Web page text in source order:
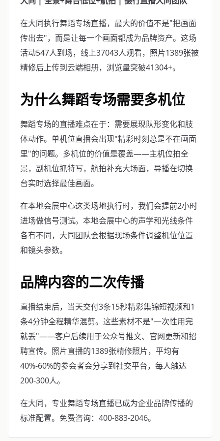
在大同执行舞蹈专场直播，最大的价值不是"把画面
传出去"，而是让每一个画面都成为品牌资产。这场
活动547人到场，线上37043人观看，照片1389张被
精修后上传到云端相册，浏览量突破41304+。
为什么舞蹈专场需要多机位
舞蹈专场的直播难点在于：需要展现队形变化和肢
体动作。单机位直播会出现"精彩时刻总是不在画面
里"的问题。多机位的价值是覆盖——主机位拍全
景，副机位抓特写，航拍补充大场面，导播在切换
台实时选择最佳画面。
在本地会展中心这类场地执行时，我们会提前2小时
进场做信号测试。本地会展中心的声学和光线条件
各有不同，大同团队会根据现场条件调整机位位置
和镜头参数。
品牌内容的二次传播
直播结束后，当天交付3条15秒精彩集锦短视频和1
条4分钟全程精华混剪。这些素材不是"一次性用完
就丢"——客户后续用于公众号推文、官网更新和招
聘宣传。照片直播的1389张精修照片，平均有
40%-60%的参会者会分享到社交平台，每人触达
200-300人。
在大同，专业舞蹈专场直播已成为企业品牌传播的
标准配置。免费咨询：400-883-2046。